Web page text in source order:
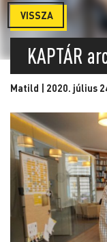
VISSZA
KAPTÁR
Matild | 2020. július